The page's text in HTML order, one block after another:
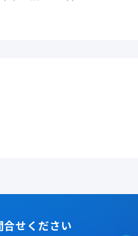
合せください